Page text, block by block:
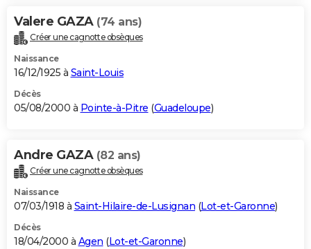
Valere GAZA (74 ans)
Créer une cagnotte obsèques
Naissance
16/12/1925 à Saint-Louis
Décès
05/08/2000 à Pointe-à-Pitre (Guadeloupe)
Andre GAZA (82 ans)
Créer une cagnotte obsèques
Naissance
07/03/1918 à Saint-Hilaire-de-Lusignan (Lot-et-Garonne)
Décès
18/04/2000 à Agen (Lot-et-Garonne)